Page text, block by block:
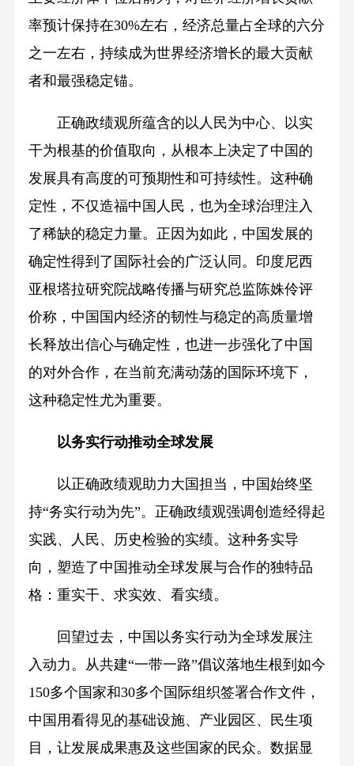
率预计保持在30%左右，经济总量占全球的六分
之一左右，持续成为世界经济增长的最大贡献
者和最强稳定锚。
正确政绩观所蕴含的以人民为中心、以实
干为根基的价值取向，从根本上决定了中国的
发展具有高度的可预期性和可持续性。这种确
定性，不仅造福中国人民，也为全球治理注入
了稀缺的稳定力量。正因为如此，中国发展的
确定性得到了国际社会的广泛认同。印度尼西
亚根塔拉研究院战略传播与研究总监陈姝伶评
价称，中国国内经济的韧性与稳定的高质量增
长释放出信心与确定性，也进一步强化了中国
的对外合作，在当前充满动荡的国际环境下，
这种稳定性尤为重要。
以务实行动推动全球发展
以正确政绩观助力大国担当，中国始终坚
持“务实行动为先”。正确政绩观强调创造经得起
实践、人民、历史检验的实绩。这种务实导
向，塑造了中国推动全球发展与合作的独特品
格：重实干、求实效、看实绩。
回望过去，中国以务实行动为全球发展注
入动力。从共建“一带一路”倡议落地生根到如今
150多个国家和30多个国际组织签署合作文件，
中国用看得见的基础设施、产业园区、民生项
目，让发展成果惠及这些国家的民众。数据显